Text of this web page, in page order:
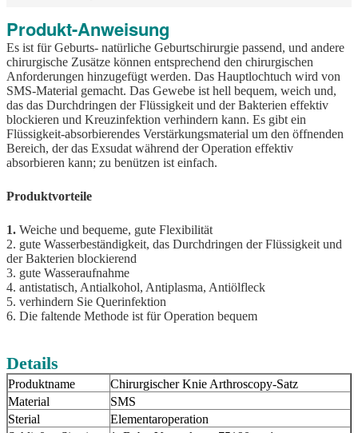
Produkt-Anweisung
Es ist für Geburts- natürliche Geburtschirurgie passend, und andere
chirurgische Zusätze können entsprechend den chirurgischen
Anforderungen hinzugefügt werden. Das Hauptlochtuch wird von
SMS-Material gemacht. Das Gewebe ist hell bequem, weich und,
das das Durchdringen der Flüssigkeit und der Bakterien effektiv
blockieren und Kreuzinfektion verhindern kann. Es gibt ein
Flüssigkeit-absorbierendes Verstärkungsmaterial um den öffnenden
Bereich, der das Exsudat während der Operation effektiv
absorbieren kann; zu benützen ist einfach.
Produktvorteile
1. Weiche und bequeme, gute Flexibilität
2. gute Wasserbeständigkeit, das Durchdringen der Flüssigkeit und
der Bakterien blockierend
3. gute Wasseraufnahme
4. antistatisch, Antialkohol, Antiplasma, Antiölfleck
5. verhindern Sie Querinfektion
6. Die faltende Methode ist für Operation bequem
Details
Produktname
Chirurgischer Knie Arthroscopy-Satz
Material
SMS
Sterial
Elementaroperation